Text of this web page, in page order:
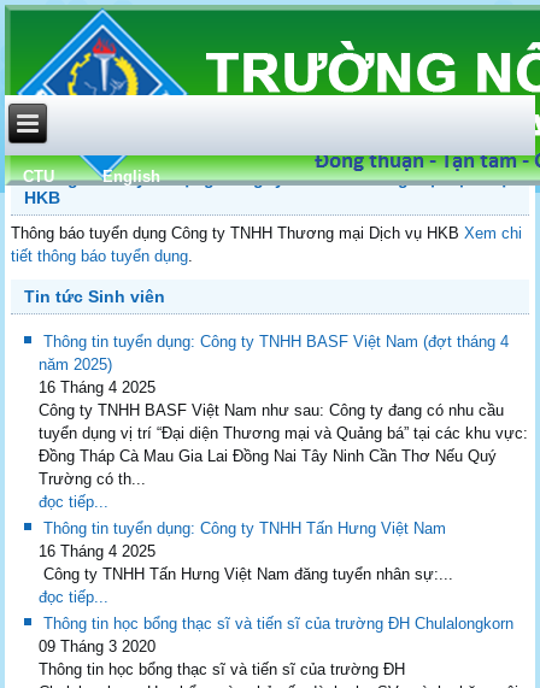
CTU English
Thông báo tuyển dụng Công ty TNHH Thương mại Dịch vụ
HKB
Thông báo tuyển dụng Công ty TNHH Thương mại Dịch vụ HKBXem chi
tiết thông báo tuyển dụng
Tin tức Sinh viên
Thông tin tuyển dụng: Công ty TNHH BASF Việt Nam (đợt tháng 4
năm 2025)
16 Tháng 4 2025
Công ty TNHH BASF Việt Nam như sau: Công ty đang có nhu cầu
tuyển dụng vị trí “Đại diện Thương mại và Quảng bá” tại các khu vực:
Đồng Tháp Cà Mau Gia Lai Đồng Nai Tây Ninh Cần Thơ Nếu Quý
Trường có th...
đọc tiếp...
Thông tin tuyển dụng: Công ty TNHH Tấn Hưng Việt Nam
16 Tháng 4 2025
Công ty TNHH Tấn Hưng Việt Nam đăng tuyển nhân sự:...
đọc tiếp...
Thông tin học bổng thạc sĩ và tiến sĩ của trường ĐH Chulalongkorn
09 Tháng 3 2020
Thông tin học bổng thạc sĩ và tiến sĩ của trường ĐH